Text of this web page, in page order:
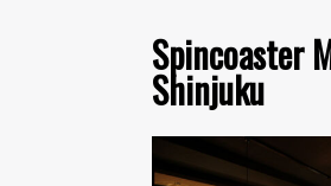
Spincoaster
Shinjuku